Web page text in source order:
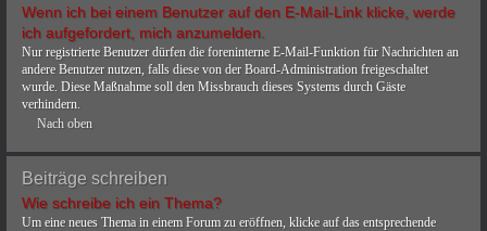
Wenn ich bei einem Benutzer auf den E-Mail-Link klicke, werde
ich aufgefordert, mich anzumelden.
Nur registrierte Benutzer dürfen die foreninterne E-Mail-Funktion für Nachrichten an
andere Benutzer nutzen, falls diese von der Board-Administration freigeschaltet
wurde. Diese Maßnahme soll den Missbrauch dieses Systems durch Gäste
verhindern.
Nach oben
Beiträge schreiben
Wie schreibe ich ein Thema?
Um eine neues Thema in einem Forum zu eröffnen, klicke auf das entsprechende